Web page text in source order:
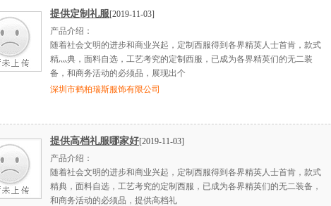
提供定制礼服[2019-11-03]
产品介绍：
随着社会文明的进步和商业兴起，定制西服得到各界精英人士首肯，款式
精灬典，面料自选，工艺考究的定制西服，已成为各界精英们的无二装
备，和商务活动的必须品，展现出个
深圳市鹤柏瑞斯服饰有限公司
提供高档礼服哪家好[2019-11-03]
产品介绍：
随着社会文明的进步和商业兴起，定制西服得到各界精英人士首肯，款式
精典，面料自选，工艺考究的定制西服，已成为各界精英们的无二装备，
和商务活动的必须品，提供高档礼